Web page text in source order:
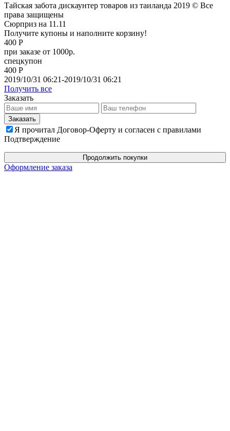
Тайская забота дискаунтер товаров из таиланда 2019 © Все
права защищены
Сюрприз на 11.11
Получите купоны и наполните корзину!
400 Р
при заказе от 1000р.
спецкупон
400 Р
2019/10/31 06:21-2019/10/31 06:21
Получить все
Заказать
Я прочитал Договор-Оферту и согласен с правилами
Подтверждение
Продолжить покупки
Оформление заказа